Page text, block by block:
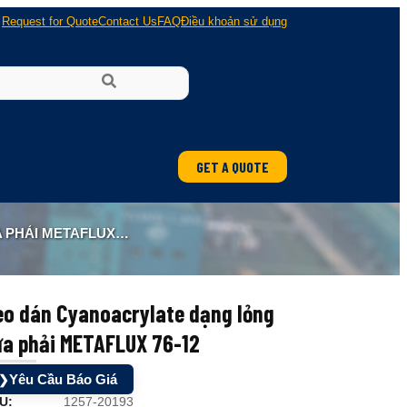
Request for QuoteContact Us FAQĐiều khoản sử dụng
GET A QUOTE
METAFLUX 76-12
dán Cyanoacrylate dạng lỏng
phải METAFLUX 76-12
Yêu Cầu Báo Giá
1257-20193